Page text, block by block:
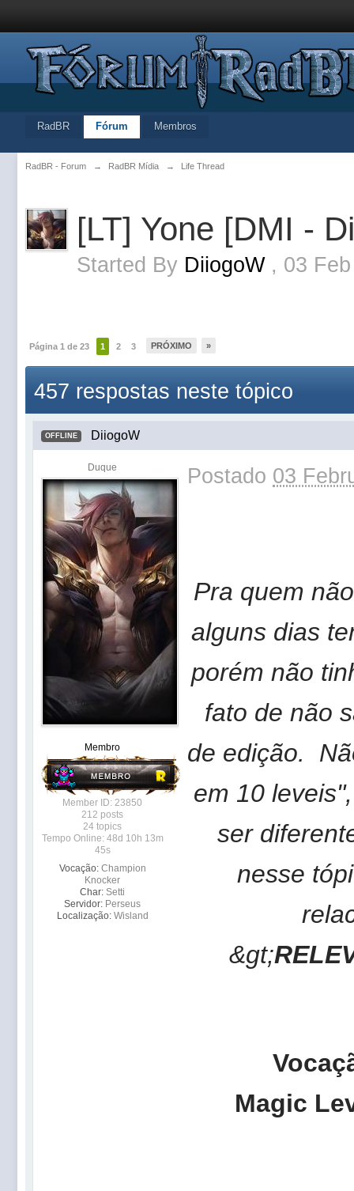
RadBR Fórum Membros
RadBR - Forum → RadBR Mídia → Life Thread
[LT] Yone [DMI -
Started By DiiogoW , 03
Página 1 de 23 1 2 3 PRÓXIMO »
457 respostas neste tópico
OFFLINE DiiogoW
Duque
Membro
Member ID: 23850
212 posts
24 topics
Tempo Online: 48d 10h 13m
45s
Vocação: Champion
Knocker
Char: Setti
Servidor: Perseus
Localização: Wisland
Postado 03
Pra quem
alguns dias
porém não
fato de não
de edição.
em 10
ser
nesse
&gt;
Magic